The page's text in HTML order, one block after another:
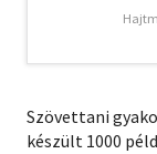
Szövettani
készült 1000